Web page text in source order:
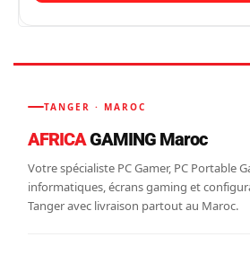
TANGER · MAROC
AFRICAGAMING Maroc
Votre spécialiste PC Gamer, PC Portable
informatiques, écrans gaming et
Tanger avec livraison partout au Maroc.